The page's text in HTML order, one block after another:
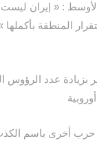
: « إيران
المنطقة بأكملها
بزيادة عدد الرؤوس
أخرى باسم